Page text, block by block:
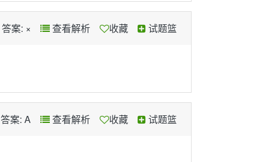
答案: × 查看解析 收藏 试题篮
答案: A 查看解析 收藏 试题篮